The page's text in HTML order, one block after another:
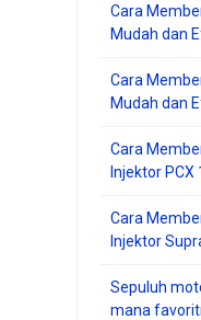
Cara
Mudah dan
Cara
Mudah dan
Cara
Injektor PCX
Cara
Injektor
Sepuluh
mana